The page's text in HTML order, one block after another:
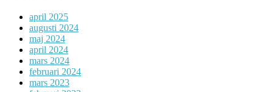
april 2025
augusti 2024
maj 2024
april 2024
mars 2024
februari 2024
mars 2023